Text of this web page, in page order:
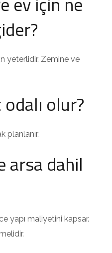
yeterlidir. Zemine ve
olur?
planlanır.
arsa dahil
yapı maliyetini kapsar.